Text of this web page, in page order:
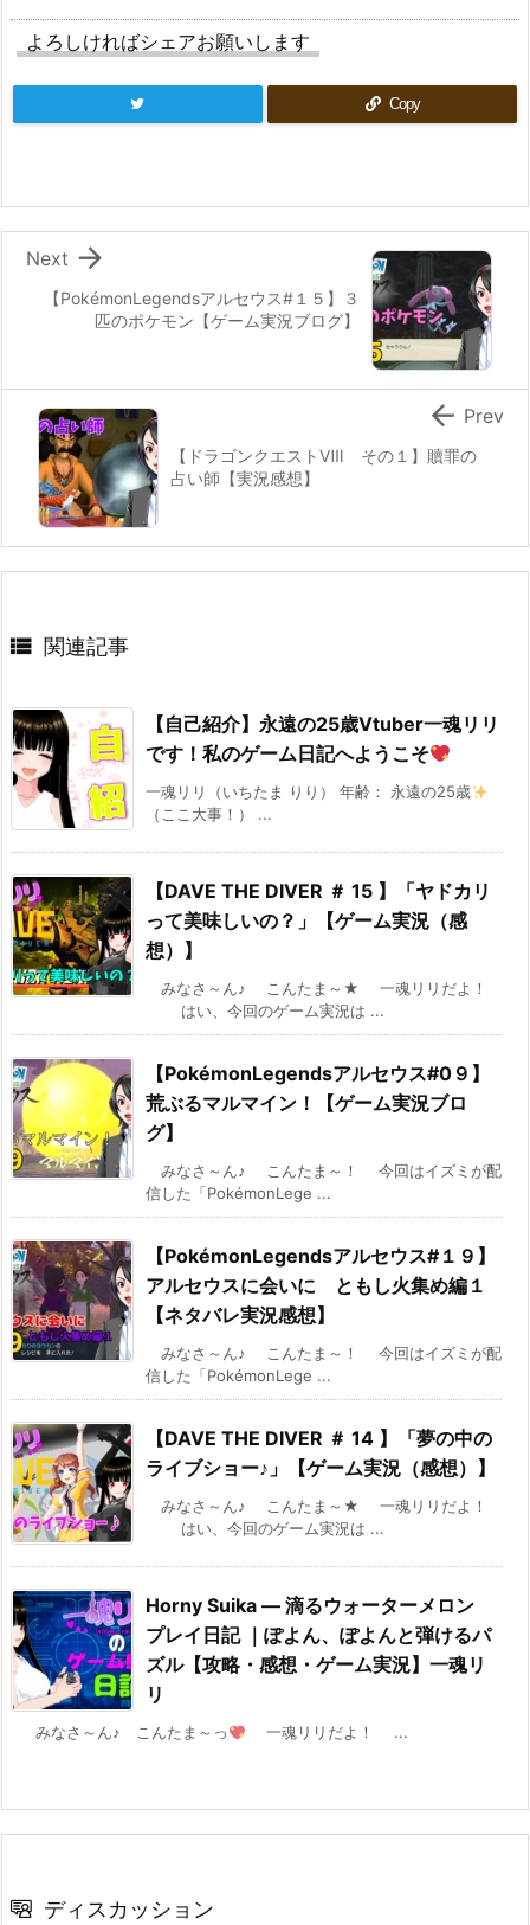
よろしければシェアお願いします
Copy
【PokémonLegendsアルセウス#１５】３
匹のポケモン【ゲーム実況ブログ】

Next
【ドラゴンクエストⅧ その１】贖罪の
占い師【実況感想】
 Prev
 関連記事
【自己紹介】永遠の25歳Vtuber一魂リリ
です！私のゲーム日記へようこそ
一魂リリ（いちたま りり） 年齢： 永遠の25歳
（ここ大事！） ...
【DAVE THE DIVER ＃ 15 】「ヤドカリ
って美味しいの？」【ゲーム実況（感
想）】
みなさ～ん♪ こんたま～★ 一魂リリだよ！
はい、今回のゲーム実況は ...
【PokémonLegendsアルセウス#0９】
荒ぶるマルマイン！【ゲーム実況ブロ
グ】
みなさ～ん♪ こんたま～！ 今回はイズミが配
信した「PokémonLege ...
【PokémonLegendsアルセウス#１９】
アルセウスに会いに ともし火集め編１
【ネタバレ実況感想】
みなさ～ん♪ こんたま～！ 今回はイズミが配
信した「PokémonLege ...
【DAVE THE DIVER ＃ 14 】「夢の中の
ライブショー♪」【ゲーム実況（感想）】
みなさ～ん♪ こんたま～★ 一魂リリだよ！
はい、今回のゲーム実況は ...
Horny Suika ― 滴るウォーターメロン
プレイ日記 ｜ぽよん、ぽよんと弾けるパ
ズル【攻略・感想・ゲーム実況】一魂リ
リ
みなさ～ん♪ こんたま～っ 一魂リリだよ！ ...
ディスカッション